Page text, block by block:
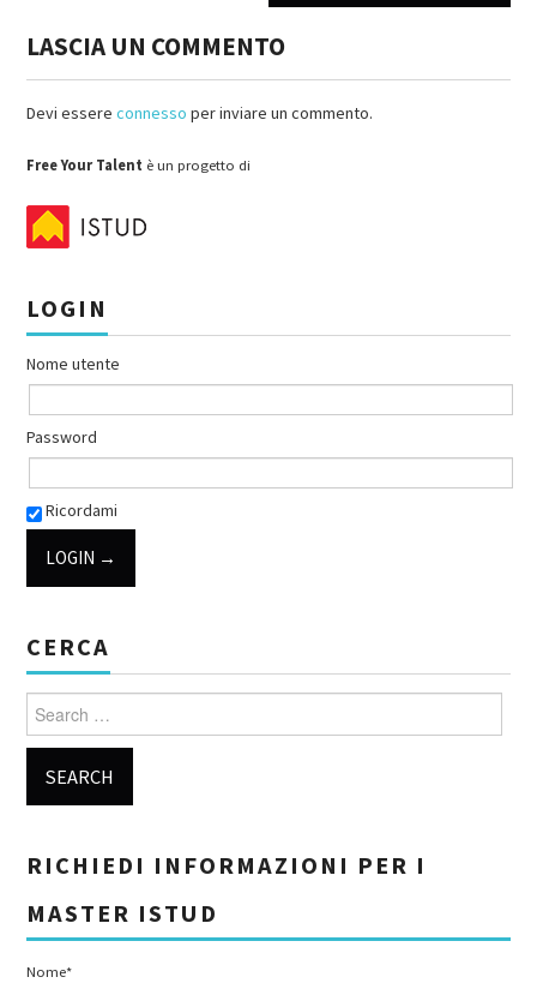
LASCIA UN COMMENTO
Devi essereconnesso per inviare un commento.
Free Your Talent è un progetto di
LOGIN
Nome utente
Password
Ricordami
CERCA
Search for:
RICHIEDI INFORMAZIONI PER I
MASTER ISTUD
Nome*